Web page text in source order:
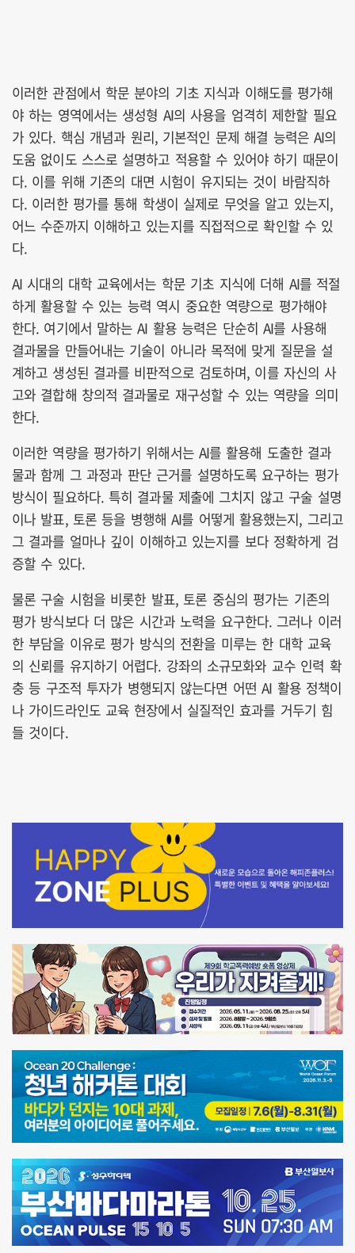
이러한 관점에서 학문 분야의 기초 지식과 이해도를 평가해
야 하는 영역에서는 생성형 AI의 사용을 엄격히 제한할 필요
가 있다. 핵심 개념과 원리, 기본적인 문제 해결 능력은 AI의
도움 없이도 스스로 설명하고 적용할 수 있어야 하기 때문이
다. 이를 위해 기존의 대면 시험이 유지되는 것이 바람직하
다. 이러한 평가를 통해 학생이 실제로 무엇을 알고 있는지,
어느 수준까지 이해하고 있는지를 직접적으로 확인할 수 있
다.
AI 시대의 대학 교육에서는 학문 기초 지식에 더해 AI를 적절
하게 활용할 수 있는 능력 역시 중요한 역량으로 평가해야
한다. 여기에서 말하는 AI 활용 능력은 단순히 AI를 사용해
결과물을 만들어내는 기술이 아니라 목적에 맞게 질문을 설
계하고 생성된 결과를 비판적으로 검토하며, 이를 자신의 사
고와 결합해 창의적 결과물로 재구성할 수 있는 역량을 의미
한다.
이러한 역량을 평가하기 위해서는 AI를 활용해 도출한 결과
물과 함께 그 과정과 판단 근거를 설명하도록 요구하는 평가
방식이 필요하다. 특히 결과물 제출에 그치지 않고 구술 설명
이나 발표, 토론 등을 병행해 AI를 어떻게 활용했는지, 그리고
그 결과를 얼마나 깊이 이해하고 있는지를 보다 정확하게 검
증할 수 있다.
물론 구술 시험을 비롯한 발표, 토론 중심의 평가는 기존의
평가 방식보다 더 많은 시간과 노력을 요구한다. 그러나 이러
한 부담을 이유로 평가 방식의 전환을 미루는 한 대학 교육
의 신뢰를 유지하기 어렵다. 강좌의 소규모화와 교수 인력 확
충 등 구조적 투자가 병행되지 않는다면 어떤 AI 활용 정책이
나 가이드라인도 교육 현장에서 실질적인 효과를 거두기 힘
들 것이다.